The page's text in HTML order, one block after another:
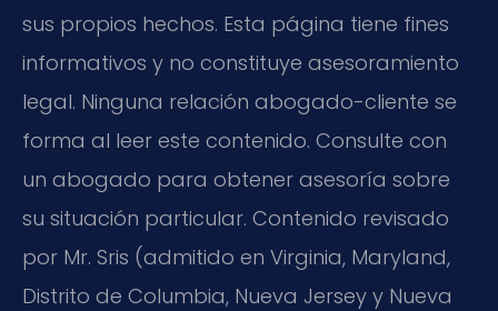
sus propios hechos. Esta página tiene fines
informativos y no constituye asesoramiento
legal. Ninguna relación abogado-cliente se
forma al leer este contenido. Consulte con
un abogado para obtener asesoría sobre
su situación particular. Contenido revisado
por Mr. Sris (admitido en Virginia, Maryland,
Distrito de Columbia, Nueva Jersey y Nueva